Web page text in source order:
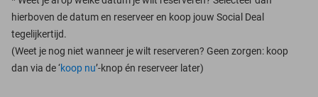
hierboven de datum en reserveer en koop jouw Social Deal
tegelijkertijd.
(Weet je nog niet wanneer je wilt reserveren? Geen zorgen: koop
dan via de ‘koop nu’-knop én reserveer later)